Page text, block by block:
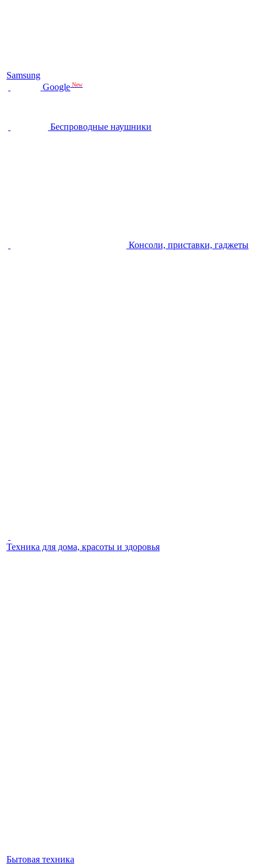
Samsung
Google New
Беспроводные наушники
Консоли, приставки, гаджеты
Техника для дома, красоты и здоровья
Бытовая техника